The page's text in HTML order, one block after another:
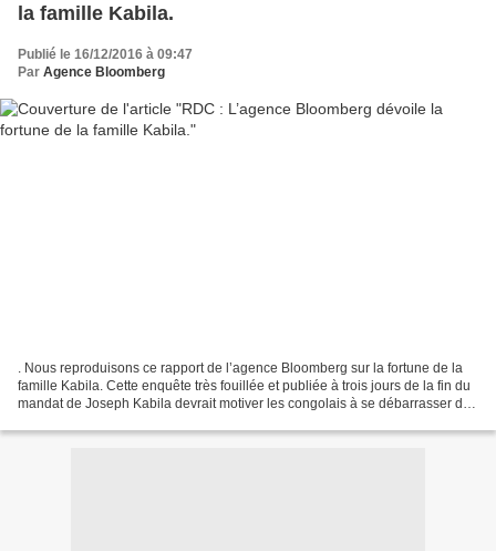
la famille Kabila.
Publié le 16/12/2016 à 09:47
Par Agence Bloomberg
. Nous reproduisons ce rapport de l’agence Bloomberg sur la fortune de la
famille Kabila. Cette enquête très fouillée et publiée à trois jours de la fin du
mandat de Joseph Kabila devrait motiver les congolais à se débarrasser du